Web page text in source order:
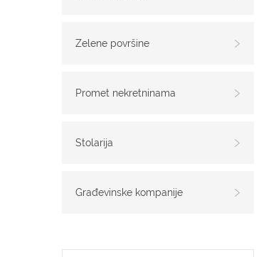
Zelene površine
Promet nekretninama
Stolarija
Građevinske kompanije